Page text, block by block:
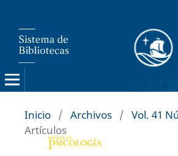
Inicio / Archivos / Vol. 41
Artículos